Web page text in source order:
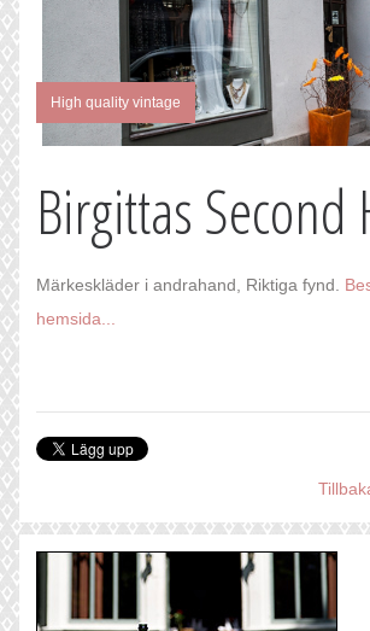
High quality vintage
Birgittas Second
Märkeskläder i andrahand, Riktiga fynd.
hemsida...